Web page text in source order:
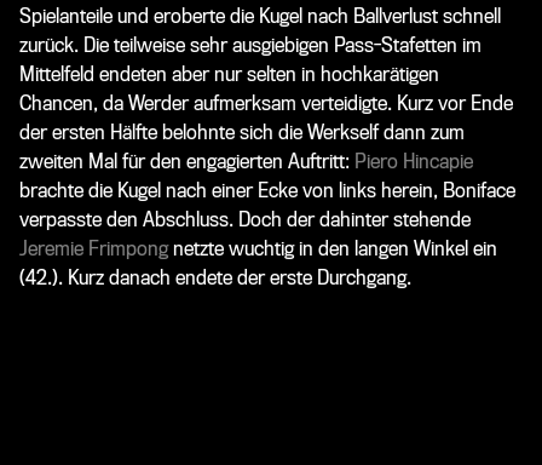
Spielanteile und eroberte die Kugel nach Ballverlust schnell
zurück. Die teilweise sehr ausgiebigen Pass-Stafetten im
Mittelfeld endeten aber nur selten in hochkarätigen
Chancen, da Werder aufmerksam verteidigte. Kurz vor Ende
der ersten Hälfte belohnte sich die Werkself dann zum
zweiten Mal für den engagierten Auftritt: Piero Hincapie
brachte die Kugel nach einer Ecke von links herein, Boniface
verpasste den Abschluss. Doch der dahinter stehende
Jeremie Frimpongnetzte wuchtig in den langen Winkel ein
(42.). Kurz danach endete der erste Durchgang.